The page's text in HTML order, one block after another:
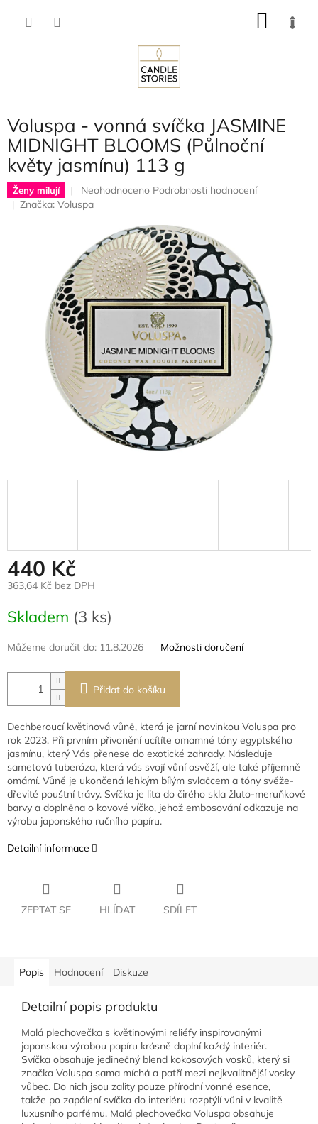
Voluspa - vonná svíčka JASMINE
MIDNIGHT BLOOMS (Půlnoční
květy jasmínu) 113 g
Ženy milují
Průměrné
hodnocení
0,0
z
5
hvězdiček.
Neohodnoceno Podrobnosti hodnocení
Značka: Voluspa
440 Kč
363,64 Kč bez DPH
cena:
Skladem (3 ks)
Můžeme doručit do: 11.8.2026 Možnosti doručení
Přidat do košíku
Dechberoucí květinová vůně, která je jarní novinkou Voluspa pro
rok 2023. Při prvním přivonění ucítíte omamné tóny egyptského
jasmínu, který Vás přenese do exotické zahrady. Následuje
sametová tuberóza, která vás svojí vůní osvěží, ale také příjemně
omámí. Vůně je ukončená lehkým bílým svlačcem a tóny svěže-
dřevité pouštní trávy. Svíčka je lita do čirého skla žluto-meruňkové
barvy a doplněna o kovové víčko, jehož embosování odkazuje na
výrobu japonského ručního papíru.
Detailní informace
ZEPTAT SE HLÍDAT SDÍLET
Popis Hodnocení Diskuze
Detailní popis produktu
Malá plechovečka s květinovými reliéfy inspirovanými
japonskou výrobou papíru krásně doplní každý interiér.
Svíčka obsahuje jedinečný blend kokosových vosků, který si
značka Voluspa sama míchá a patří mezi nejkvalitnější vosky
vůbec. Do nich jsou zality pouze přírodní vonné esence,
takže po zapálení svíčka do interiéru rozptýlí vůni v kvalitě
luxusního parfému. Malá plechovečka Voluspa obsahuje